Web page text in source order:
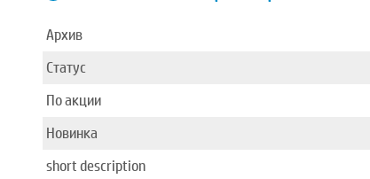
Архив
Статус
По акции
Новинка
short description